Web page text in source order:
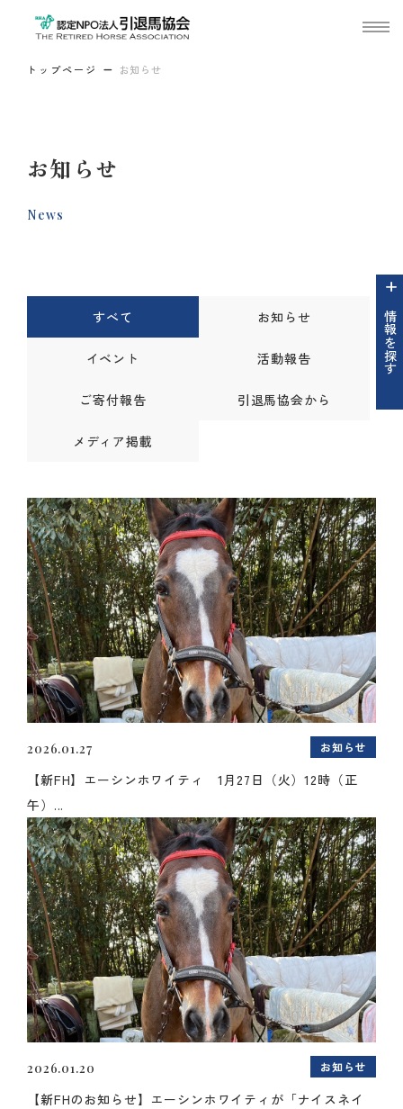
トップページ お知らせ
お知らせ
News
情報を探す
すべて お知らせ
イベント 活動報告
ご寄付報告 引退馬協会から
メディア掲載
2026.01.27 お知らせ
【新FH】エーシンホワイティ 1月27日（火）12時（正
午）...
2026.01.20 お知らせ
【新FHのお知らせ】エーシンホワイティが「ナイスネイ